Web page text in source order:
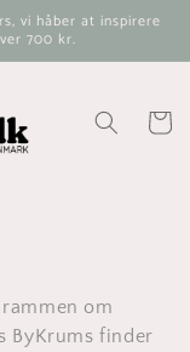
vi håber at inspirere
700 kr.
om
ByKrums finder